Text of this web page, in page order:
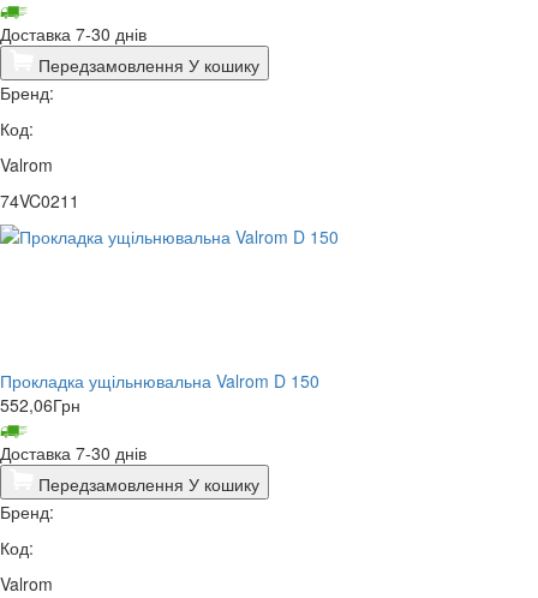
Доставка 7-30 днів
Передзамовлення У кошику
Бренд:
Код:
Valrom
74VC0211
Прокладка ущільнювальна Valrom D 150
552,06Грн
Доставка 7-30 днів
Передзамовлення У кошику
Бренд:
Код:
Valrom